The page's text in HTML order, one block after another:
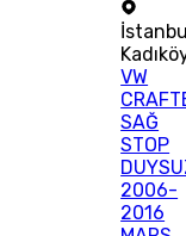
VW
SAĞ
STOP
2006-
2016